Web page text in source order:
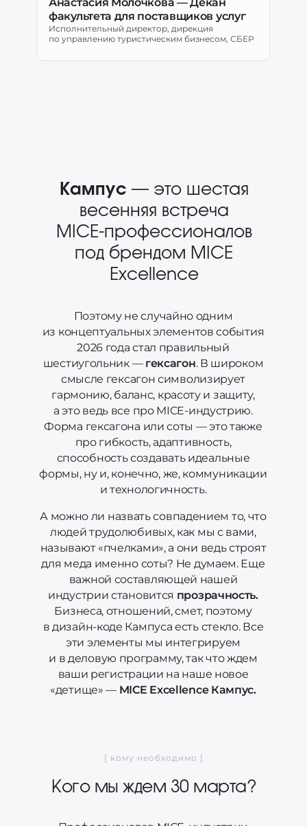
факультета для поставщиков услуг
Исполнительный директор, дирекция
по управлению туристическим бизнесом, СБЕР
Кампус — это шестая
весенняя встреча
MICE-профессионалов
под брендом MICE
Excellence
А можно ли назвать совпадением то, что
людей трудолюбивых, как мы с вами,
называют «пчелками», а они ведь строят
для меда именно соты? Не думаем. Еще
важной составляющей нашей
индустрии становится прозрачность.
Бизнеса, отношений, смет, поэтому
в дизайн-коде Кампуса есть стекло. Все
эти элементы мы интегрируем
и в деловую программу, так что ждем
ваши регистрации на наше новое
«детище» — MICE Excellence Кампус.
Поэтому не случайно одним
из концептуальных элементов события
2026 года стал правильный
шестиугольник — гексагон. В широком
смысле гексагон символизирует
гармонию, баланс, красоту и защиту,
а это ведь все про MICE-индустрию.
Форма гексагона или соты — это также
про гибкость, адаптивность,
способность создавать идеальные
формы, ну и, конечно, же, коммуникации
и технологичность.
[ кому необходимо ]
Кого мы ждем 30 марта?